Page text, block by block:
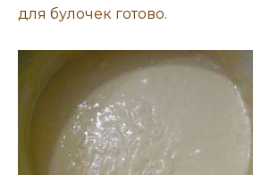
для булочек готово.